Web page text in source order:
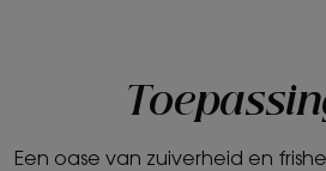
Een oase van zuiverheid en